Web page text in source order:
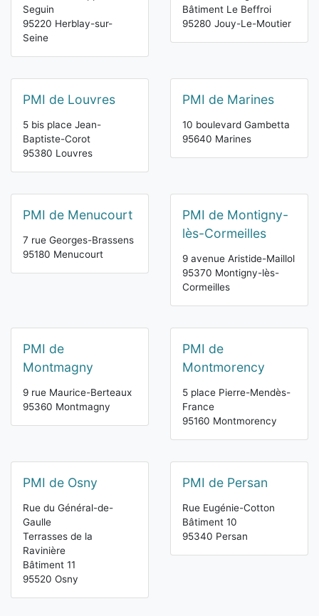
Seguin
95220 Herblay-sur-
Seine
Bâtiment Le Beffroi
95280 Jouy-Le-Moutier
PMI de Louvres
5 bis place Jean-
Baptiste-Corot
95380 Louvres
PMI de Marines
10 boulevard Gambetta
95640 Marines
PMI de Menucourt
7 rue Georges-Brassens
95180 Menucourt
PMI de Montigny-
lès-Cormeilles
9 avenue Aristide-Maillol
95370 Montigny-lès-
Cormeilles
PMI de
Montmagny
9 rue Maurice-Berteaux
95360 Montmagny
PMI de
Montmorency
5 place Pierre-Mendès-
France
95160 Montmorency
PMI de Osny
Rue du Général-de-
Gaulle
Terrasses de la
Ravinière
Bâtiment 11
95520 Osny
PMI de Persan
Rue Eugénie-Cotton
Bâtiment 10
95340 Persan